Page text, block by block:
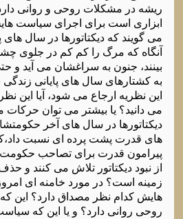
ریشه در مشکلات روحی و روانی
ابزاری است برای اجرای سیاست
می گویند که دیکتاتورها در سال های
آنگاه که مرگ را کم کم در جلوی
بینند، جنون به سراغشان می آید و
به کشتارهای سال های پایانی زندگی
این نظریه ارجاع می شود، آیا این
می دانید؟ یا بیشتر می توان حرکات
دیکتاتورها در سال های آخر
های قدرت پشت پرده ای نسبت
پیرامون قدرت برای تصاحب
از نبود دیکتاتور تلاش می کنند و
زمینه است؟ در مورد خامنه ای
هایش کدام نظر مصداق دارد؟ این
روحی روانی دارد؟ و یا این که